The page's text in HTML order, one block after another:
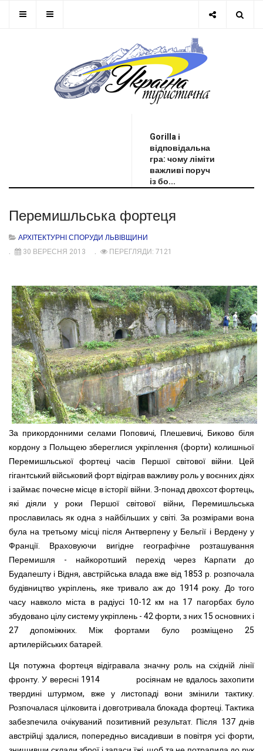
Gorilla і
відповідальна
гра: чому ліміти
важливі поруч
із бо...
Перемишльська фортеця
АРХІТЕКТУРНІ СПОРУДИ ЛЬВІВЩИНИ
30 ВЕРЕСНЯ 2013
ПЕРЕГЛЯДИ: 7121
За прикордонними селами Поповичі, Плешевичі, Биково біля
кордону з Польщею збереглися укріплення (форти) колишньої
Перемишльської фортеці часів Першої світової війни. Цей
гігантський військовий форт відіграв важливу роль у воєнних діях
і займає почесне місце в історії війни. З-понад двохсот фортець,
які діяли у роки Першої світової війни, Перемишльська
прославилась як одна з найбільших у світі. За розмірами вона
була на третьому місці після Антверпену у Бельгії і Вердену у
Франції. Враховуючи вигідне географічне розташування
Перемишля - найкоротший перехід через Карпати до
Будапешту і Відня, австрійська влада вже від 1853 р. розпочала
будівництво укріплень, яке тривало аж до 1914 року. До того
часу навколо міста в радіусі 10-12 км на 17 пагорбах було
збудовано цілу систему укріплень - 42 форти, з них 15 основних і
27 допоміжних. Між фортами було розміщено 25
артилерійських батарей.
Ця потужна фортеця відігравала значну роль на східній лінії
фронту. У вересні 1914 росіянам не вдалось захопити
твердині штурмом, вже у листопаді вони змінили тактику.
Розпочалася цілковита і довготривала блокада фортеці. Тактика
забезпечила очікуваний позитивний результат. Після 137 днів
австрійці здалися, попередньо висадивши в повітря усі форти,